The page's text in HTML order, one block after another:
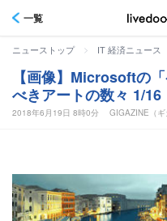
一覧
ニューストップ > IT 経済ニュース
【画像】Microsoftの
べきアートの数々 1/16
2018年6月19日 8時0分 GIGAZINE（ギ